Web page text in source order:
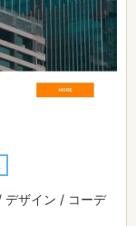
デザイン / コーデ